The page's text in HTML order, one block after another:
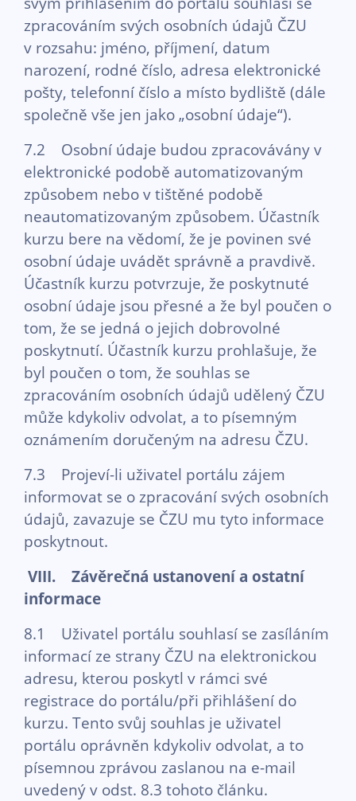
zpracováním svých osobních údajů ČZU
v rozsahu: jméno, příjmení, datum
narození, rodné číslo, adresa elektronické
pošty, telefonní číslo a místo bydliště (dále
společně vše jen jako „osobní údaje“).
7.2 Osobní údaje budou zpracovávány v
elektronické podobě automatizovaným
způsobem nebo v tištěné podobě
neautomatizovaným způsobem. Účastník
kurzu bere na vědomí, že je povinen své
osobní údaje uvádět správně a pravdivě.
Účastník kurzu potvrzuje, že poskytnuté
osobní údaje jsou přesné a že byl poučen o
tom, že se jedná o jejich dobrovolné
poskytnutí. Účastník kurzu prohlašuje, že
byl poučen o tom, že souhlas se
zpracováním osobních údajů udělený ČZU
může kdykoliv odvolat, a to písemným
oznámením doručeným na adresu ČZU.
7.3 Projeví-li uživatel portálu zájem
informovat se o zpracování svých osobních
údajů, zavazuje se ČZU mu tyto informace
poskytnout.
VIII. Závěrečná ustanovení a ostatní
informace
8.1 Uživatel portálu souhlasí se zasíláním
informací ze strany ČZU na elektronickou
adresu, kterou poskytl v rámci své
registrace do portálu/při přihlášení do
kurzu. Tento svůj souhlas je uživatel
portálu oprávněn kdykoliv odvolat, a to
písemnou zprávou zaslanou na e-mail
uvedený v odst. 8.3 tohoto článku.